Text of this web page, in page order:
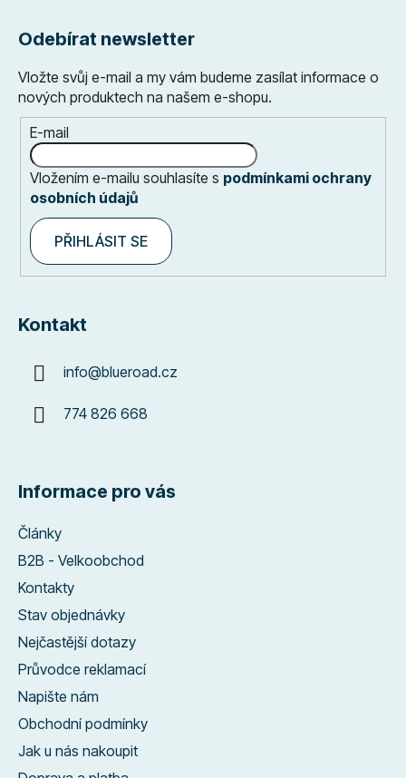
Odebírat newsletter
Vložte svůj e-mail a my vám budeme zasílat informace o
nových produktech na našem e-shopu.
E-mail
Vložením e-mailu souhlasíte s podmínkami ochrany
osobních údajů
PŘIHLÁSIT SE
Kontakt
info@blueroad.cz
774 826 668
Informace pro vás
Články
B2B - Velkoobchod
Kontakty
Stav objednávky
Nejčastější dotazy
Průvodce reklamací
Napište nám
Obchodní podmínky
Jak u nás nakoupit